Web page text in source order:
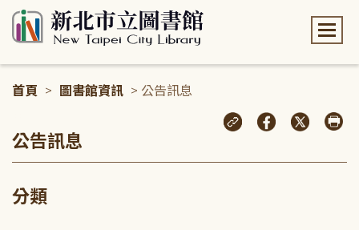
首頁 > 圖書館資訊 > 公告訊息
公告訊息
分類